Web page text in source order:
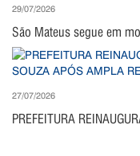
29/07/2026
São Mateus segue em
27/07/2026
PREFEITURA